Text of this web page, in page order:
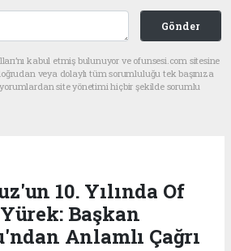
Gönder
kabul etmiş bulunuyor ve ofunsesi.com sitesine
veya dolaylı tüm sorumluluğu tek başınıza
site yönetimi hiçbir şekilde sorumlu
10. Yılında Of
Başkan
Anlamlı Çağrı